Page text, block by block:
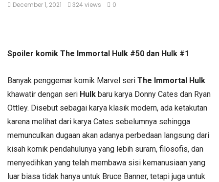
December 1, 2021 324 views 0
Spoiler komik The Immortal Hulk #50 dan Hulk #1
Banyak penggemar komik Marvel seri The Immortal Hulk
khawatir dengan seri Hulk baru karya Donny Cates dan Ryan
Ottley. Disebut sebagai karya klasik modern, ada ketakutan
karena melihat dari karya Cates sebelumnya sehingga
memunculkan dugaan akan adanya perbedaan langsung dari
kisah komik pendahulunya yang lebih suram, filosofis, dan
menyedihkan yang telah membawa sisi kemanusiaan yang
luar biasa tidak hanya untuk Bruce Banner, tetapi juga untuk